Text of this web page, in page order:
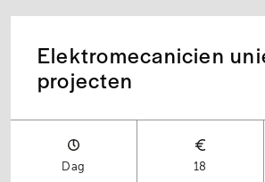
Elektromecanicien
projecten
Dag
18